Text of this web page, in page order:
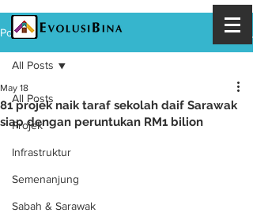
Post
All Posts
Projek
Infrastruktur
Semenanjung
Sabah & Sarawak
All Posts
81 projek naik taraf sekolah daif Sarawak
siap dengan peruntukan RM1 bilion
May 18